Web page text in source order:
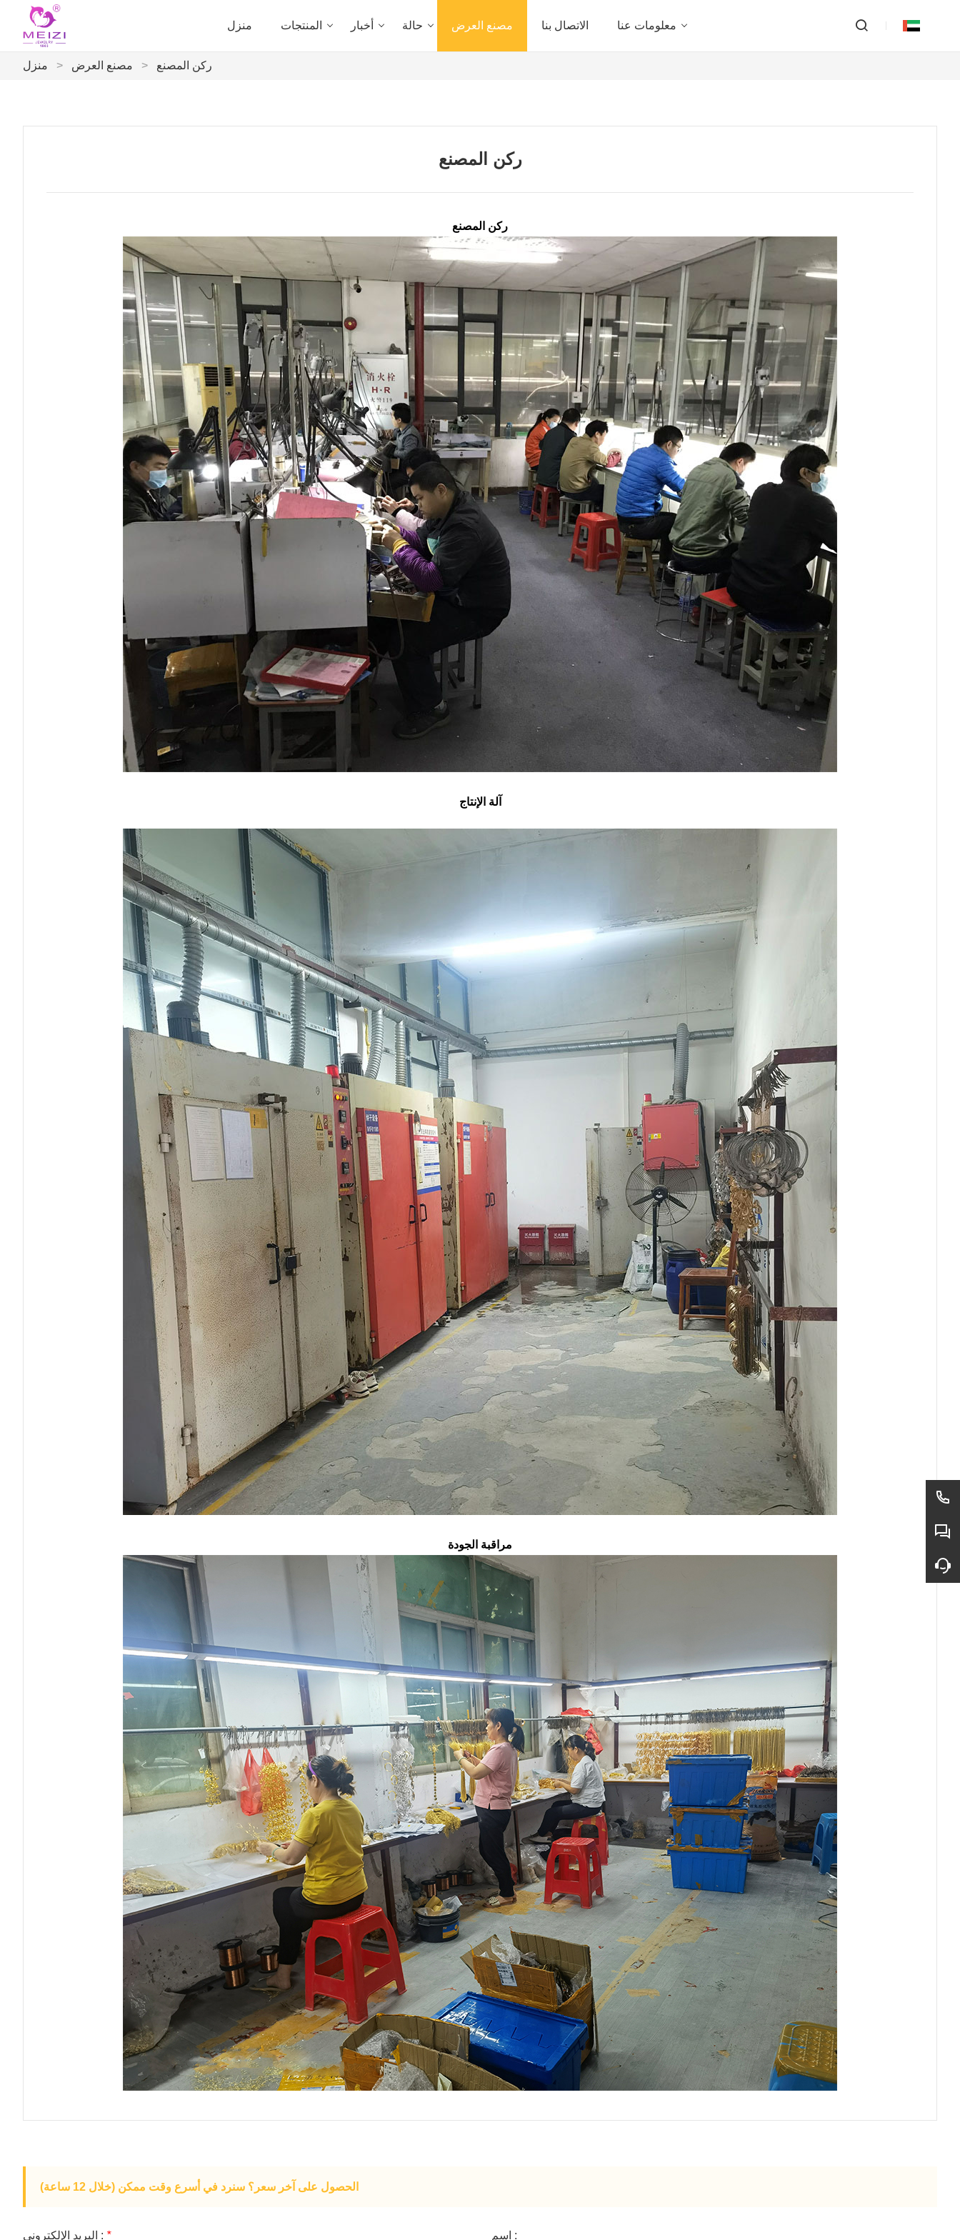
منزل المنتجات أخبار حالة مصنع العرض الاتصال بنا معلومات عنا
منزل > مصنع العرض > ركن المصنع
ركن المصنع
ركن المصنع
آلة الإنتاج
مراقبة الجودة
الحصول على آخر سعر؟ سنرد في أسرع وقت ممكن (خلال 12 ساعة)
البريد الإلكتروني : * اسم :